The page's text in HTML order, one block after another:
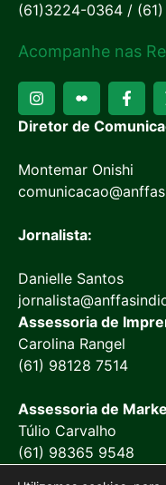
(61)3224-0364 /
Acompanhe nas
Diretor de
Montemar Onishi
Jornalista:
Danielle Santos
Assessoria de
Carolina Rangel
(61) 98128 7514
Assessoria de
Túlio Carvalho
(61) 98365 9548